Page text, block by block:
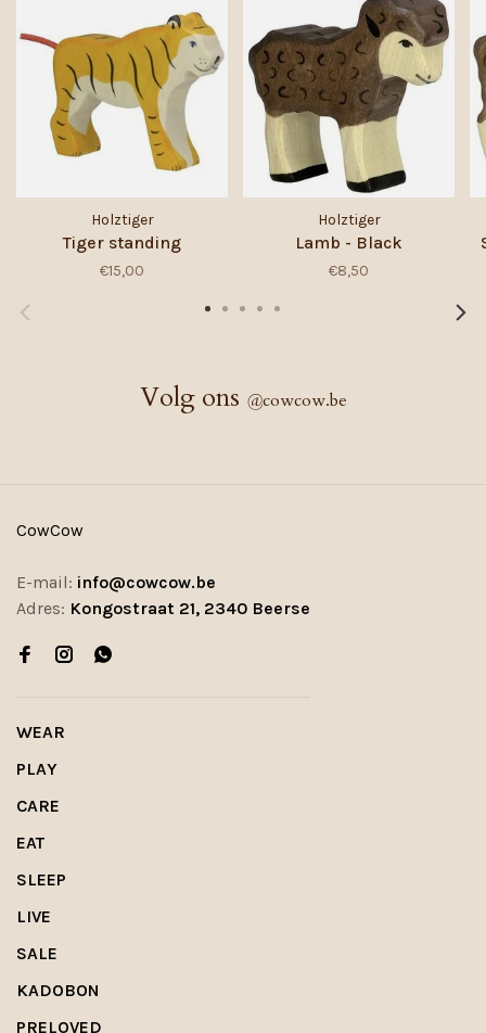
Holztiger
Tiger standing
€15,00
Holztiger
Lamb - Black
€8,50
Volg ons @cowcow.be
CowCow
E-mail: info@cowcow.be
Adres: Kongostraat 21, 2340 Beerse
WEAR
PLAY
CARE
EAT
SLEEP
LIVE
SALE
KADOBON
PRELOVED